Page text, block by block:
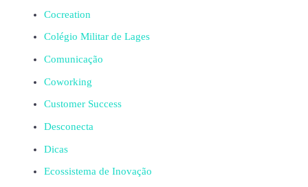
Cocreation
Colégio Militar de Lages
Comunicação
Coworking
Customer Success
Desconecta
Dicas
Ecossistema de Inovação